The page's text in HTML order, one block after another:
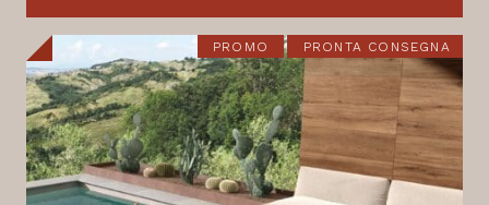
era: è:
PROMO PRONTA CONSEGNA